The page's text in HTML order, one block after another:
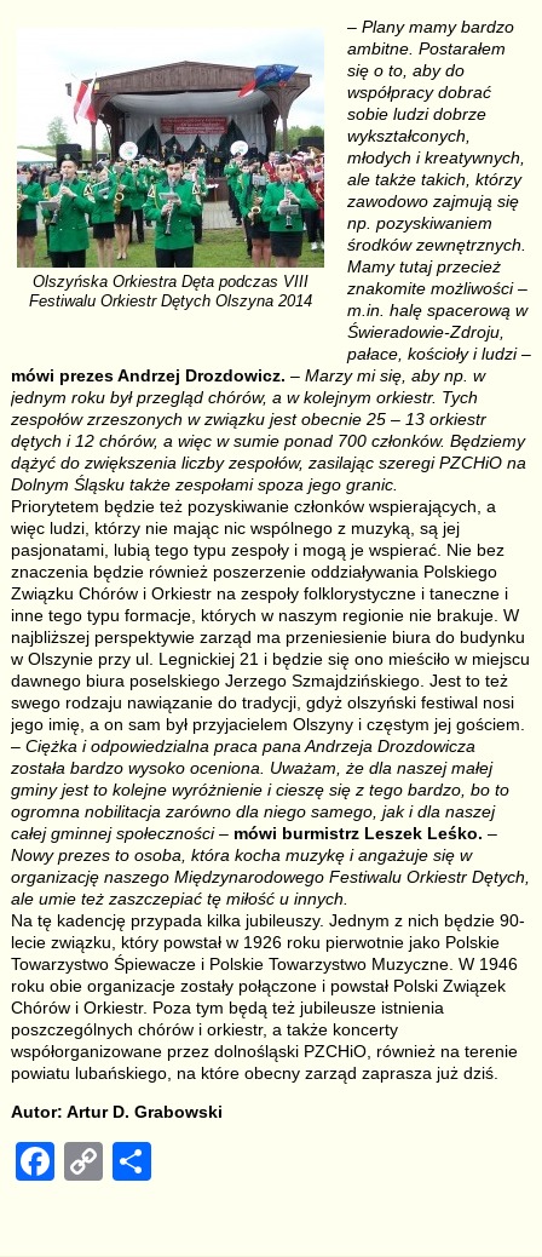
Olszyńska Orkiestra Dęta podczas VIII
Festiwalu Orkiestr Dętych Olszyna 2014
– Plany mamy bardzo
ambitne. Postarałem
się o to, aby do
współpracy dobrać
sobie ludzi dobrze
wykształconych,
młodych i kreatywnych,
ale także takich, którzy
zawodowo zajmują się
np. pozyskiwaniem
środków zewnętrznych.
Mamy tutaj przecież
znakomite możliwości –
m.in. halę spacerową w
Świeradowie-Zdroju,
pałace, kościoły i ludzi–
mówi prezes Andrzej Drozdowicz. – Marzy mi się, aby np. w
jednym roku był przegląd chórów, a w kolejnym orkiestr. Tych
zespołów zrzeszonych w związku jest obecnie 25 – 13 orkiestr
dętych i 12 chórów, a więc w sumie ponad 700 członków. Będziemy
dążyć do zwiększenia liczby zespołów, zasilając szeregi PZCHiO na
Dolnym Śląsku także zespołami spoza jego granic.
Priorytetem będzie też pozyskiwanie członków wspierających, a
więc ludzi, którzy nie mając nic wspólnego z muzyką, są jej
pasjonatami, lubią tego typu zespoły i mogą je wspierać. Nie bez
znaczenia będzie również poszerzenie oddziaływania Polskiego
Związku Chórów i Orkiestr na zespoły folklorystyczne i taneczne i
inne tego typu formacje, których w naszym regionie nie brakuje. W
najbliższej perspektywie zarząd ma przeniesienie biura do budynku
w Olszynie przy ul. Legnickiej 21 i będzie się ono mieściło w miejscu
dawnego biura poselskiego Jerzego Szmajdzińskiego. Jest to też
swego rodzaju nawiązanie do tradycji, gdyż olszyński festiwal nosi
jego imię, a on sam był przyjacielem Olszyny i częstym jej gościem.
–Ciężka i odpowiedzialna praca pana Andrzeja Drozdowicza
została bardzo wysoko oceniona. Uważam, że dla naszej małej
gminy jest to kolejne wyróżnienie i cieszę się z tego bardzo, bo to
ogromna nobilitacja zarówno dla niego samego, jak i dla naszej
całej gminnej społeczności– mówi burmistrz Leszek Leśko. –
Nowy prezes to osoba, która kocha muzykę i angażuje się w
organizację naszego Międzynarodowego Festiwalu Orkiestr Dętych,
ale umie też zaszczepiać tę miłość u innych.
Na tę kadencję przypada kilka jubileuszy. Jednym z nich będzie 90-
lecie związku, który powstał w 1926 roku pierwotnie jako Polskie
Towarzystwo Śpiewacze i Polskie Towarzystwo Muzyczne. W 1946
roku obie organizacje zostały połączone i powstał Polski Związek
Chórów i Orkiestr. Poza tym będą też jubileusze istnienia
poszczególnych chórów i orkiestr, a także koncerty
współorganizowane przez dolnośląski PZCHiO, również na terenie
powiatu lubańskiego, na które obecny zarząd zaprasza już dziś.
Autor: Artur D. Grabowski
F
C